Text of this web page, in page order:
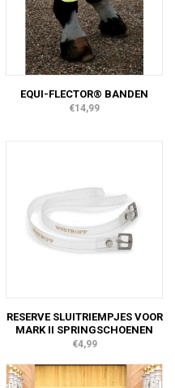
EQUI-FLECTOR® BANDEN
€14,99
RESERVE SLUITRIEMPJES VOOR
MARK II SPRINGSCHOENEN
€4,99